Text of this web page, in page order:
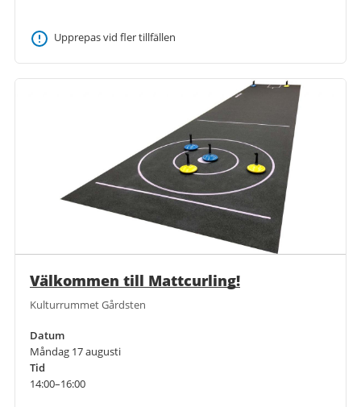
Upprepas vid fler tillfällen
Välkommen till Mattcurling!
Kulturrummet Gårdsten
Datum
Måndag 17 augusti
Tid
14:00–16:00